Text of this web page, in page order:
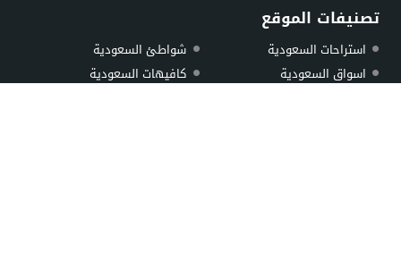
تصنيفات الموقع
استراحات السعودية
اسواق السعودية
شواطئ السعودية
كافيهات السعودية